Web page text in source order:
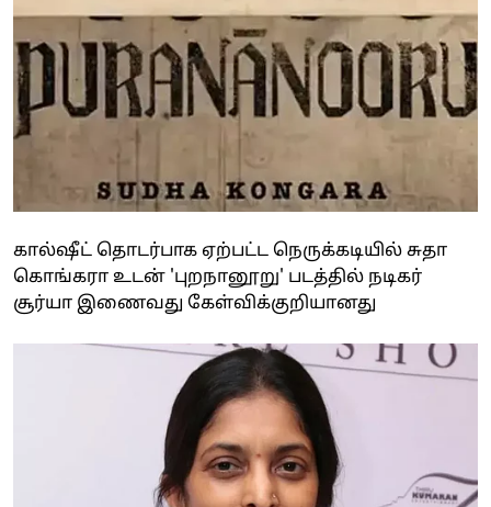
கால்ஷீட் தொடர்பாக ஏற்பட்ட நெருக்கடியில் சுதா
கொங்கரா உடன் 'புறநானூறு' படத்தில் நடிகர்
சூர்யா இணைவது கேள்விக்குறியானது